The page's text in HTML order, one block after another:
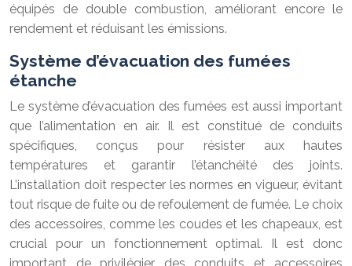
équipés de double combustion, améliorant encore le
rendement et réduisant les émissions.
Système d’évacuation des fumées
étanche
Le système d’évacuation des fumées est aussi important
que l’alimentation en air. Il est constitué de conduits
spécifiques, conçus pour résister aux hautes
températures et garantir l’étanchéité des joints.
L’installation doit respecter les normes en vigueur, évitant
tout risque de fuite ou de refoulement de fumée. Le choix
des accessoires, comme les coudes et les chapeaux, est
crucial pour un fonctionnement optimal. Il est donc